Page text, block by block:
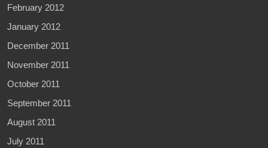
February 2012
January 2012
December 2011
November 2011
October 2011
September 2011
August 2011
July 2011